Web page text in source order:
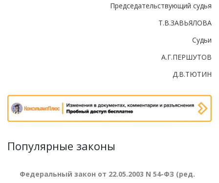
Председательствующий судья
Т.В.ЗАВЬЯЛОВА
Судьи
А.Г.ПЕРШУТОВ
Д.В.ТЮТИН
Популярные законы
Федеральный закон от 22.05.2003 N 54-ФЗ (ред.